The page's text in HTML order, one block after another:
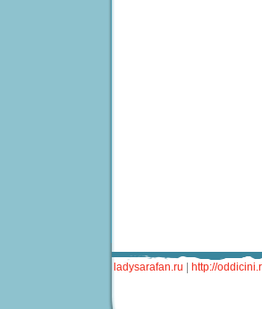
ladysarafan.ru http://